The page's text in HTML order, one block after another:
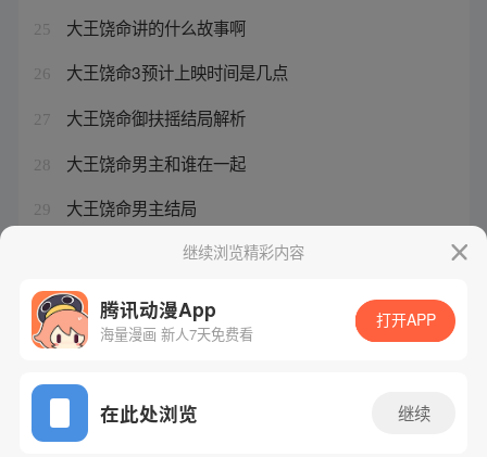
25 大王饶命讲的什么故事啊
26 大王饶命3预计上映时间是几点
27 大王饶命御扶摇结局解析
28 大王饶命男主和谁在一起
29 大王饶命男主结局
大王饶命最后谁死了继续浏览精彩内容
腾讯动漫App
海量漫画 新人7天免费看
打开APP
在此处浏览 继续
网站备案/许可证号：粤B2-20090059-5
Copyright©1998 - 2026 Tencent. All Rights Reserved